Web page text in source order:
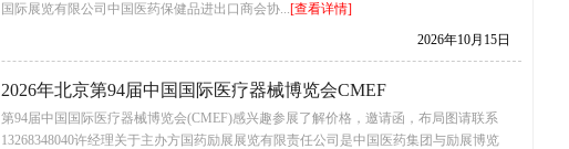
国际展览有限公司中国医药保健品进出口商会协...[查看详情]
2026年10月15日
2026年北京第94届中国国际医疗器械博览会CMEF
第94届中国国际医疗器械博览会(CMEF)感兴趣参展了解价格，邀请函，布局图请联系
13268348040许经理关于主办方国药励展展览有限责任公司是中国医药集团与励展博览